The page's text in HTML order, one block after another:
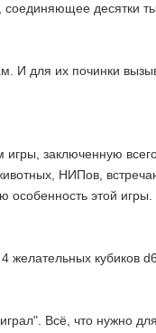
десятки
И для их починки
заключенную
НИПов,
особенность этой игры.
кубиков
Всё, что нужно